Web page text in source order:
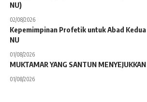
NU)
02/08/2026
Kepemimpinan Profetik untuk Abad Kedua
NU
01/08/2026
MUKTAMAR YANG SANTUN MENYEJUKKAN
01/08/2026